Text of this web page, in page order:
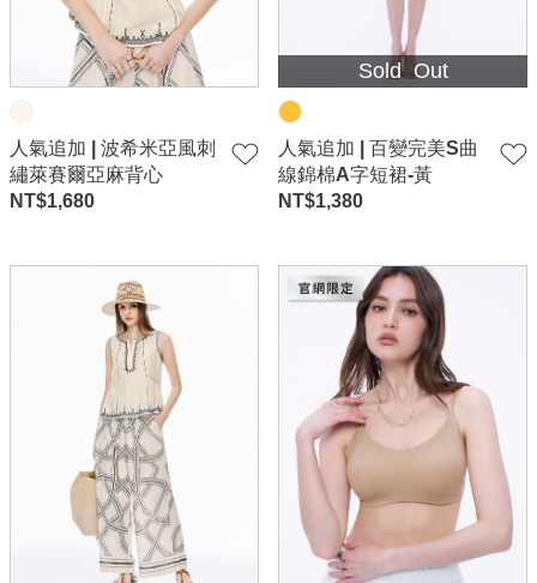
人氣追加 | 波希米亞風刺
繡萊賽爾亞麻背心
NT$1,680
Sold Out
人氣追加 | 百變完美S曲
線錦棉A字短裙-黃
NT$1,380